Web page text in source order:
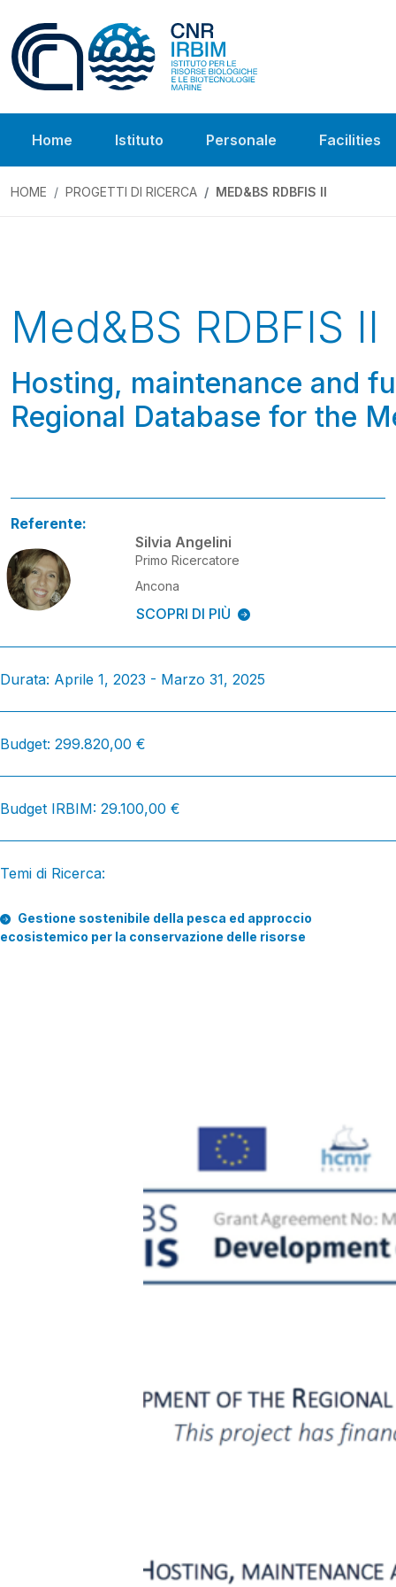
Home Istituto Personale Facilities
HOME PROGETTI DI RICERCA MED&BS RDBFIS II
Med&BS RDBFIS II
Hosting, maintenance and
Regional Database for the
Referente:
Silvia Angelini
Primo Ricercatore
Ancona
SCOPRI DI PIÙ
Durata: Aprile 1, 2023 - Marzo 31, 2025
Budget: 299.820,00 €
Budget IRBIM: 29.100,00 €
Temi di Ricerca:
Gestione sostenibile della pesca ed approccio
ecosistemico per la conservazione delle risorse